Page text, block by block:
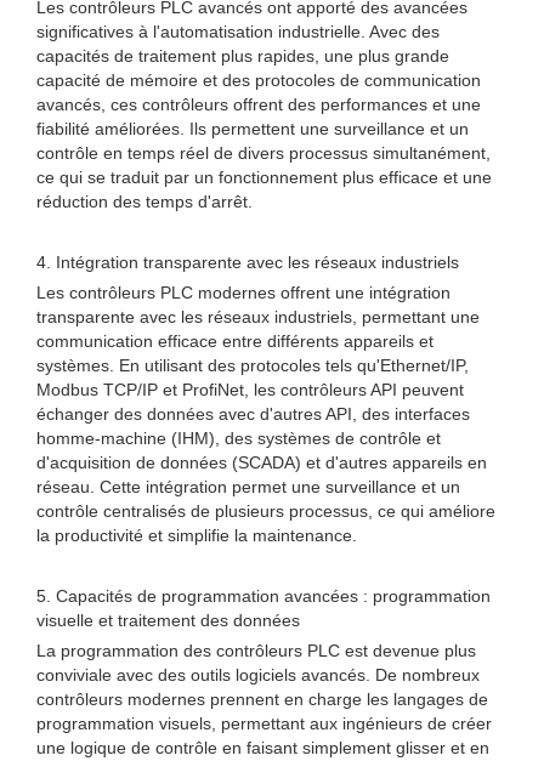
Les contrôleurs PLC avancés ont apporté des avancées
significatives à l'automatisation industrielle. Avec des
capacités de traitement plus rapides, une plus grande
capacité de mémoire et des protocoles de communication
avancés, ces contrôleurs offrent des performances et une
fiabilité améliorées. Ils permettent une surveillance et un
contrôle en temps réel de divers processus simultanément,
ce qui se traduit par un fonctionnement plus efficace et une
réduction des temps d'arrêt.
4. Intégration transparente avec les réseaux industriels
Les contrôleurs PLC modernes offrent une intégration
transparente avec les réseaux industriels, permettant une
communication efficace entre différents appareils et
systèmes. En utilisant des protocoles tels qu'Ethernet/IP,
Modbus TCP/IP et ProfiNet, les contrôleurs API peuvent
échanger des données avec d'autres API, des interfaces
homme-machine (IHM), des systèmes de contrôle et
d'acquisition de données (SCADA) et d'autres appareils en
réseau. Cette intégration permet une surveillance et un
contrôle centralisés de plusieurs processus, ce qui améliore
la productivité et simplifie la maintenance.
5. Capacités de programmation avancées : programmation
visuelle et traitement des données
La programmation des contrôleurs PLC est devenue plus
conviviale avec des outils logiciels avancés. De nombreux
contrôleurs modernes prennent en charge les langages de
programmation visuels, permettant aux ingénieurs de créer
une logique de contrôle en faisant simplement glisser et en